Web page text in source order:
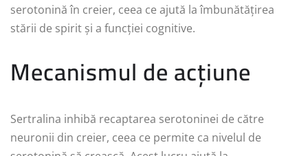
serotonină în creier, ceea ce ajută la îmbunătățirea
stării de spirit și a funcției cognitive.
Mecanismul de acțiune
Sertralina inhibă recaptarea serotoninei de către
neuronii din creier, ceea ce permite ca nivelul de